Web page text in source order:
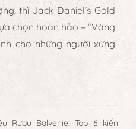
, thì Jack Daniel’s Gold
chọn hoàn hảo –“Vàng
cho những người xứng
Rượu Balvenie, Top 6 kiến